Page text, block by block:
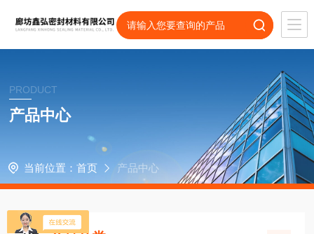
PRODUCT
产品中心
当前位置： 首页 产品中心